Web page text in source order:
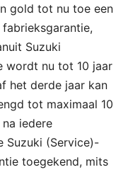
gold tot nu toe een
Suzuki
wordt nu tot 10 jaar
het derde jaar kan
tot maximaal 10
iedere
Suzuki (Service)-
toegekend, mits